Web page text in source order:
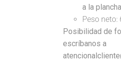
a la
Peso neto:
Posibilidad de
escríbanos a